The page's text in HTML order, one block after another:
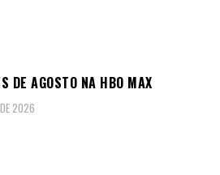
DE AGOSTO NA HBO MAX
2026